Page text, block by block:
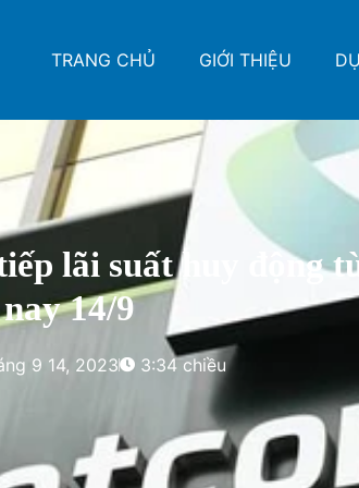
TRANG CHỦ GIỚI THIỆU
lãi suất huy động
14/9
9 14, 2023 3:34 chiều